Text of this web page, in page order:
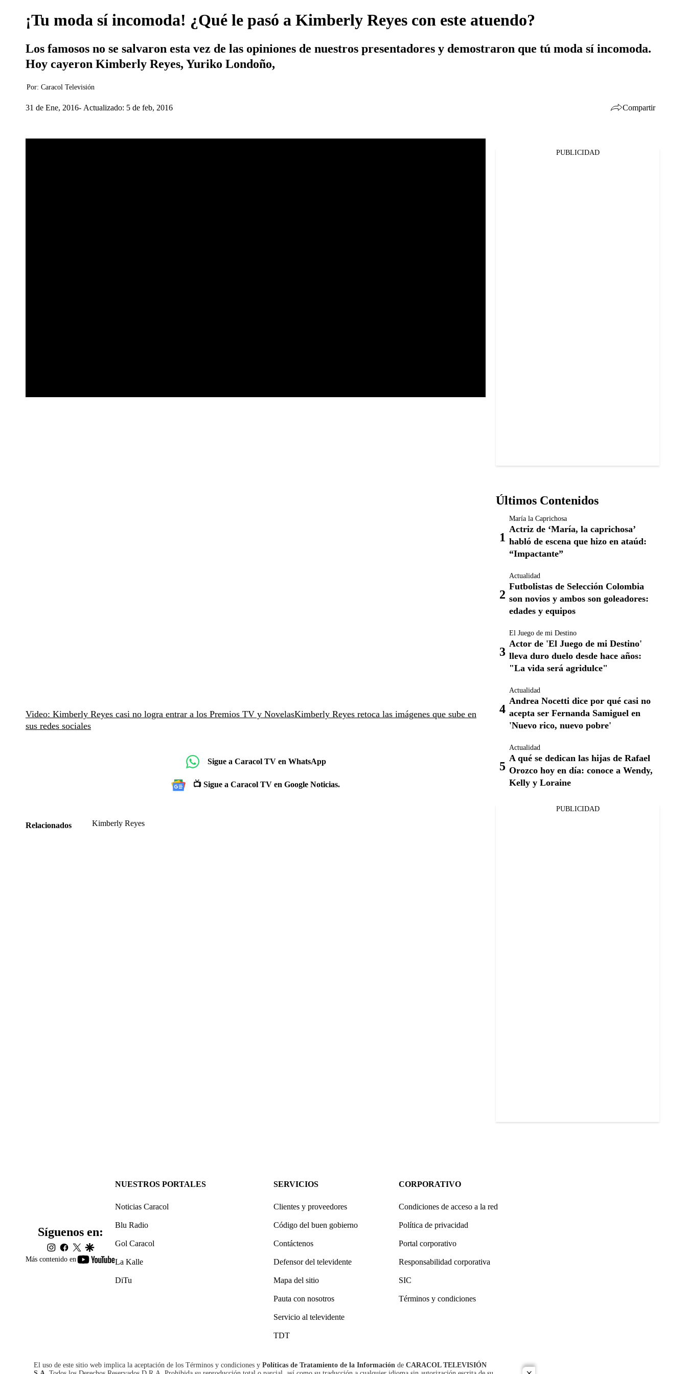
¡Tu moda sí incomoda! ¿Qué le pasó a Kimberly Reyes con este atuendo?
Los famosos no se salvaron esta vez de las opiniones de nuestros presentadores y demostraron que tú moda sí incomoda.
Hoy cayeron Kimberly Reyes, Yuriko Londoño,
Por: Caracol Televisión
31 de Ene, 2016 Actualizado: 5 de feb, 2016 Compartir
Video: Kimberly Reyes casi no logra entrar a los Premios TV y NovelasKimberly Reyes retoca las imágenes que sube en
sus redes sociales
Sigue a Caracol TV en WhatsApp
📺 Sigue a Caracol TV en Google Noticias.
Relacionados Kimberly Reyes
PUBLICIDAD
Últimos Contenidos
María la Caprichosa
Actriz de ‘María, la caprichosa’
habló de escena que hizo en ataúd:
“Impactante”
Actualidad
Futbolistas de Selección Colombia
son novios y ambos son goleadores:
edades y equipos
El Juego de mi Destino
Actor de 'El Juego de mi Destino'
lleva duro duelo desde hace años:
"La vida será agridulce"
Actualidad
Andrea Nocetti dice por qué casi no
acepta ser Fernanda Samiguel en
'Nuevo rico, nuevo pobre'
Actualidad
A qué se dedican las hijas de Rafael
Orozco hoy en día: conoce a Wendy,
Kelly y Loraine
PUBLICIDAD
Más contenido en
youtube-
Síguenos en:
instagram
facebook
twittergoogle
NUESTROS PORTALES
Noticias Caracol
Blu Radio
Gol Caracol
La Kalle
DiTu
SERVICIOS
Clientes y proveedores
Código del buen gobierno
Contáctenos
Defensor del televidente
Mapa del sitio
Pauta con nosotros
Servicio al televidente
TDT
CORPORATIVO
Condiciones de acceso a la red
Política de privacidad
Portal corporativo
Responsabilidad corporativa
SIC
Términos y condiciones
El uso de este sitio web implica la aceptación de los Términos y condiciones y Políticas de Tratamiento de la Información de CARACOL TELEVISIÓN